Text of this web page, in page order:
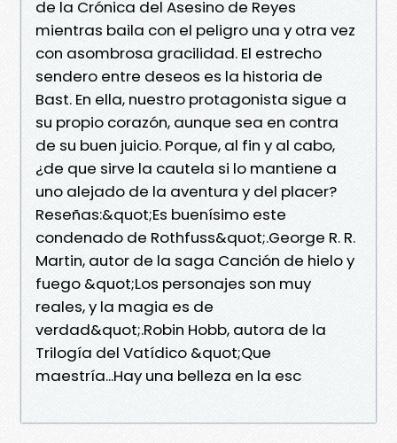
de la Crónica del Asesino de Reyes
mientras baila con el peligro una y otra vez
con asombrosa gracilidad. El estrecho
sendero entre deseos es la historia de
Bast. En ella, nuestro protagonista sigue a
su propio corazón, aunque sea en contra
de su buen juicio. Porque, al fin y al cabo,
¿de que sirve la cautela si lo mantiene a
uno alejado de la aventura y del placer?
Reseñas:&quot;Es buenísimo este
condenado de Rothfuss&quot;.George R. R.
Martin, autor de la saga Canción de hielo y
fuego &quot;Los personajes son muy
reales, y la magia es de
verdad&quot;.Robin Hobb, autora de la
Trilogía del Vatídico &quot;Que
maestría...Hay una belleza en la esc